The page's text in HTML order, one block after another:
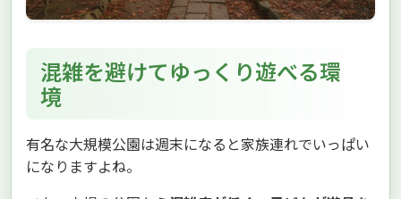
混雑を避けてゆっくり遊べる環
境
有名な大規模公園は週末になると家族連れでいっぱい
になりますよね。